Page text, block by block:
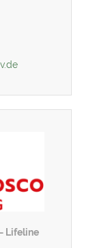
Lifeline